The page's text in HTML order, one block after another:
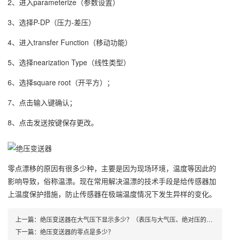
2、进入parameterize（参数设置）
3、选择P-DP（压力-差压）
4、进入transfer Function（移动功能）
5、选择nearization Type（线性类型）
6、选择square root（开平方）；
7、点击输入键确认；
8、点击发送按键保存更改。
零点漂移的原因有很多少种，主要是因为现场环境，温度等因此的
影响导致，俗称温漂。现在常用解决温漂的技术手段是给传感器加
上温度保护措施，防止传感器在极端温度情况下发生异样的变化。
上一篇： 绝压变送器在大气压下显示多少？（表压与大气压、绝对压的正确关系）
下一篇： 绝压变送器的零点是多少？